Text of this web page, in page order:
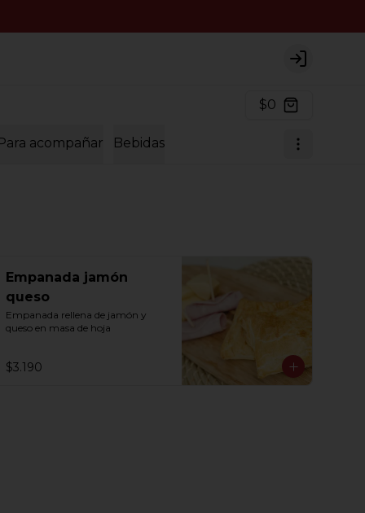
Login
$0
acompañar Bebidas
Empanada jamón
queso
Empanada rellena de jamón y
queso en masa de hoja
$3.190